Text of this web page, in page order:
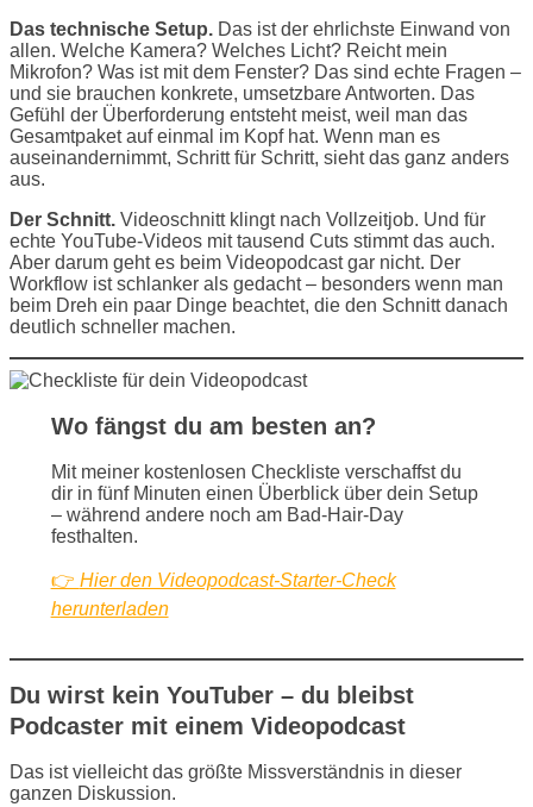
Das technische Setup. Das ist der ehrlichste Einwand von
allen. Welche Kamera? Welches Licht? Reicht mein
Mikrofon? Was ist mit dem Fenster? Das sind echte Fragen –
und sie brauchen konkrete, umsetzbare Antworten. Das
Gefühl der Überforderung entsteht meist, weil man das
Gesamtpaket auf einmal im Kopf hat. Wenn man es
auseinandernimmt, Schritt für Schritt, sieht das ganz anders
aus.
Der Schnitt. Videoschnitt klingt nach Vollzeitjob. Und für
echte YouTube-Videos mit tausend Cuts stimmt das auch.
Aber darum geht es beim Videopodcast gar nicht. Der
Workflow ist schlanker als gedacht – besonders wenn man
beim Dreh ein paar Dinge beachtet, die den Schnitt danach
deutlich schneller machen.
Wo fängst du am besten an?
Mit meiner kostenlosen Checkliste verschaffst du
dir in fünf Minuten einen Überblick über dein Setup
– während andere noch am Bad-Hair-Day
festhalten.
👉 Hier den Videopodcast-Starter-Check
herunterladen
Du wirst kein YouTuber – du bleibst
Podcaster mit einem Videopodcast
Das ist vielleicht das größte Missverständnis in dieser
ganzen Diskussion.